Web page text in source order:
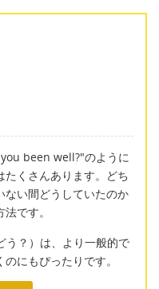
been well?"のように
くさんあります。どち
ない間どうしていたのか
です。
？）は、より一般的で
にもぴったりです。